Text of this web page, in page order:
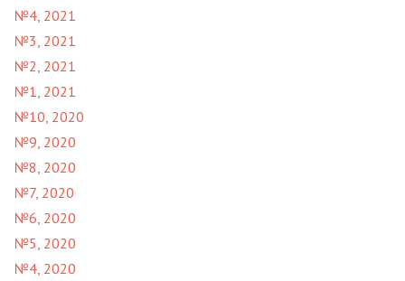
№4, 2021
№3, 2021
№2, 2021
№1, 2021
№10, 2020
№9, 2020
№8, 2020
№7, 2020
№6, 2020
№5, 2020
№4, 2020